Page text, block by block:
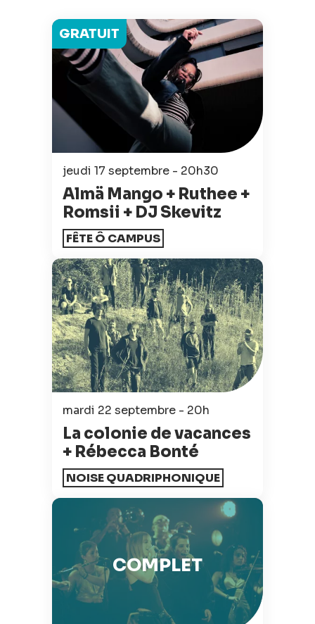
jeudi 17 septembre - 20h30
Almä Mango + Ruthee +
Romsii + DJ Skevitz
FÊTE Ô CAMPUS
GRATUIT
mardi 22 septembre - 20h
La colonie de vacances
+ Rébecca Bonté
NOISE QUADRIPHONIQUE
COMPLET